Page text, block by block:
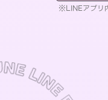
※LINEアプリ